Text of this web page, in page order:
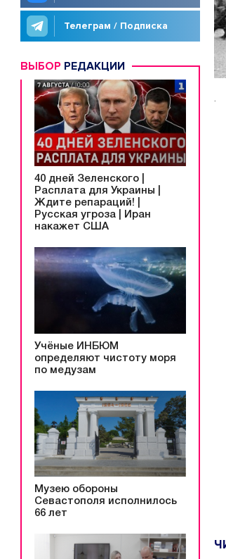
Телеграм / Подписка
ВЫБОР РЕДАКЦИИ
40 дней Зеленского |
Расплата для Украины |
Ждите репараций! |
Русская угроза | Иран
накажет США
Учёные ИНБЮМ
определяют чистоту моря
по медузам
Музею обороны
Севастополя исполнилось
66 лет